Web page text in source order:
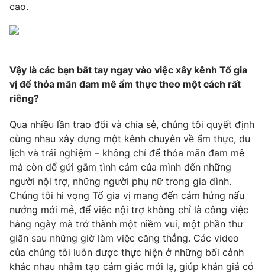
Photo
VTV Money VTV Thể thao
VTV Sức khoẻ Bất động sản
Thị trường 24h Tấm lòng Việt
VTV4 Vươn mình bằng AI
VTV9 VTV8
Liên hệ tòa soạn English
cao.
Vậy là các bạn bắt tay ngay vào việc xây kênh Tổ gia
vị để thỏa mãn đam mê ẩm thực theo một cách rất
riêng?
Qua nhiều lần trao đổi và chia sẻ, chúng tôi quyết định
cùng nhau xây dựng một kênh chuyên về ẩm thực, du
lịch và trải nghiệm – không chỉ để thỏa mãn đam mê
mà còn để gửi gắm tình cảm của mình đến những
người nội trợ, những người phụ nữ trong gia đình.
Chúng tôi hi vọng Tổ gia vị mang đến cảm hứng nấu
nướng mới mẻ, để việc nội trợ không chỉ là công việc
hàng ngày mà trở thành một niềm vui, một phần thư
giãn sau những giờ làm việc căng thẳng. Các video
của chúng tôi luôn được thực hiện ở những bối cảnh
khác nhau nhằm tạo cảm giác mới lạ, giúp khán giả có